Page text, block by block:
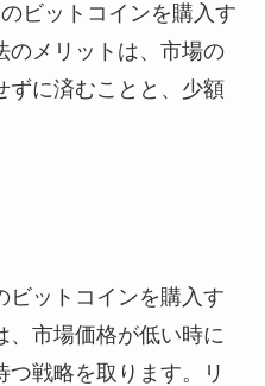
ビットコインを購入す
のメリットは、市場の
ずに済むことと、少額
ビットコインを購入す
、市場価格が低い時に
戦略を取ります。リ